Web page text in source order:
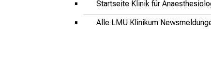
Startseite Klinik für
Alle LMU Klinikum